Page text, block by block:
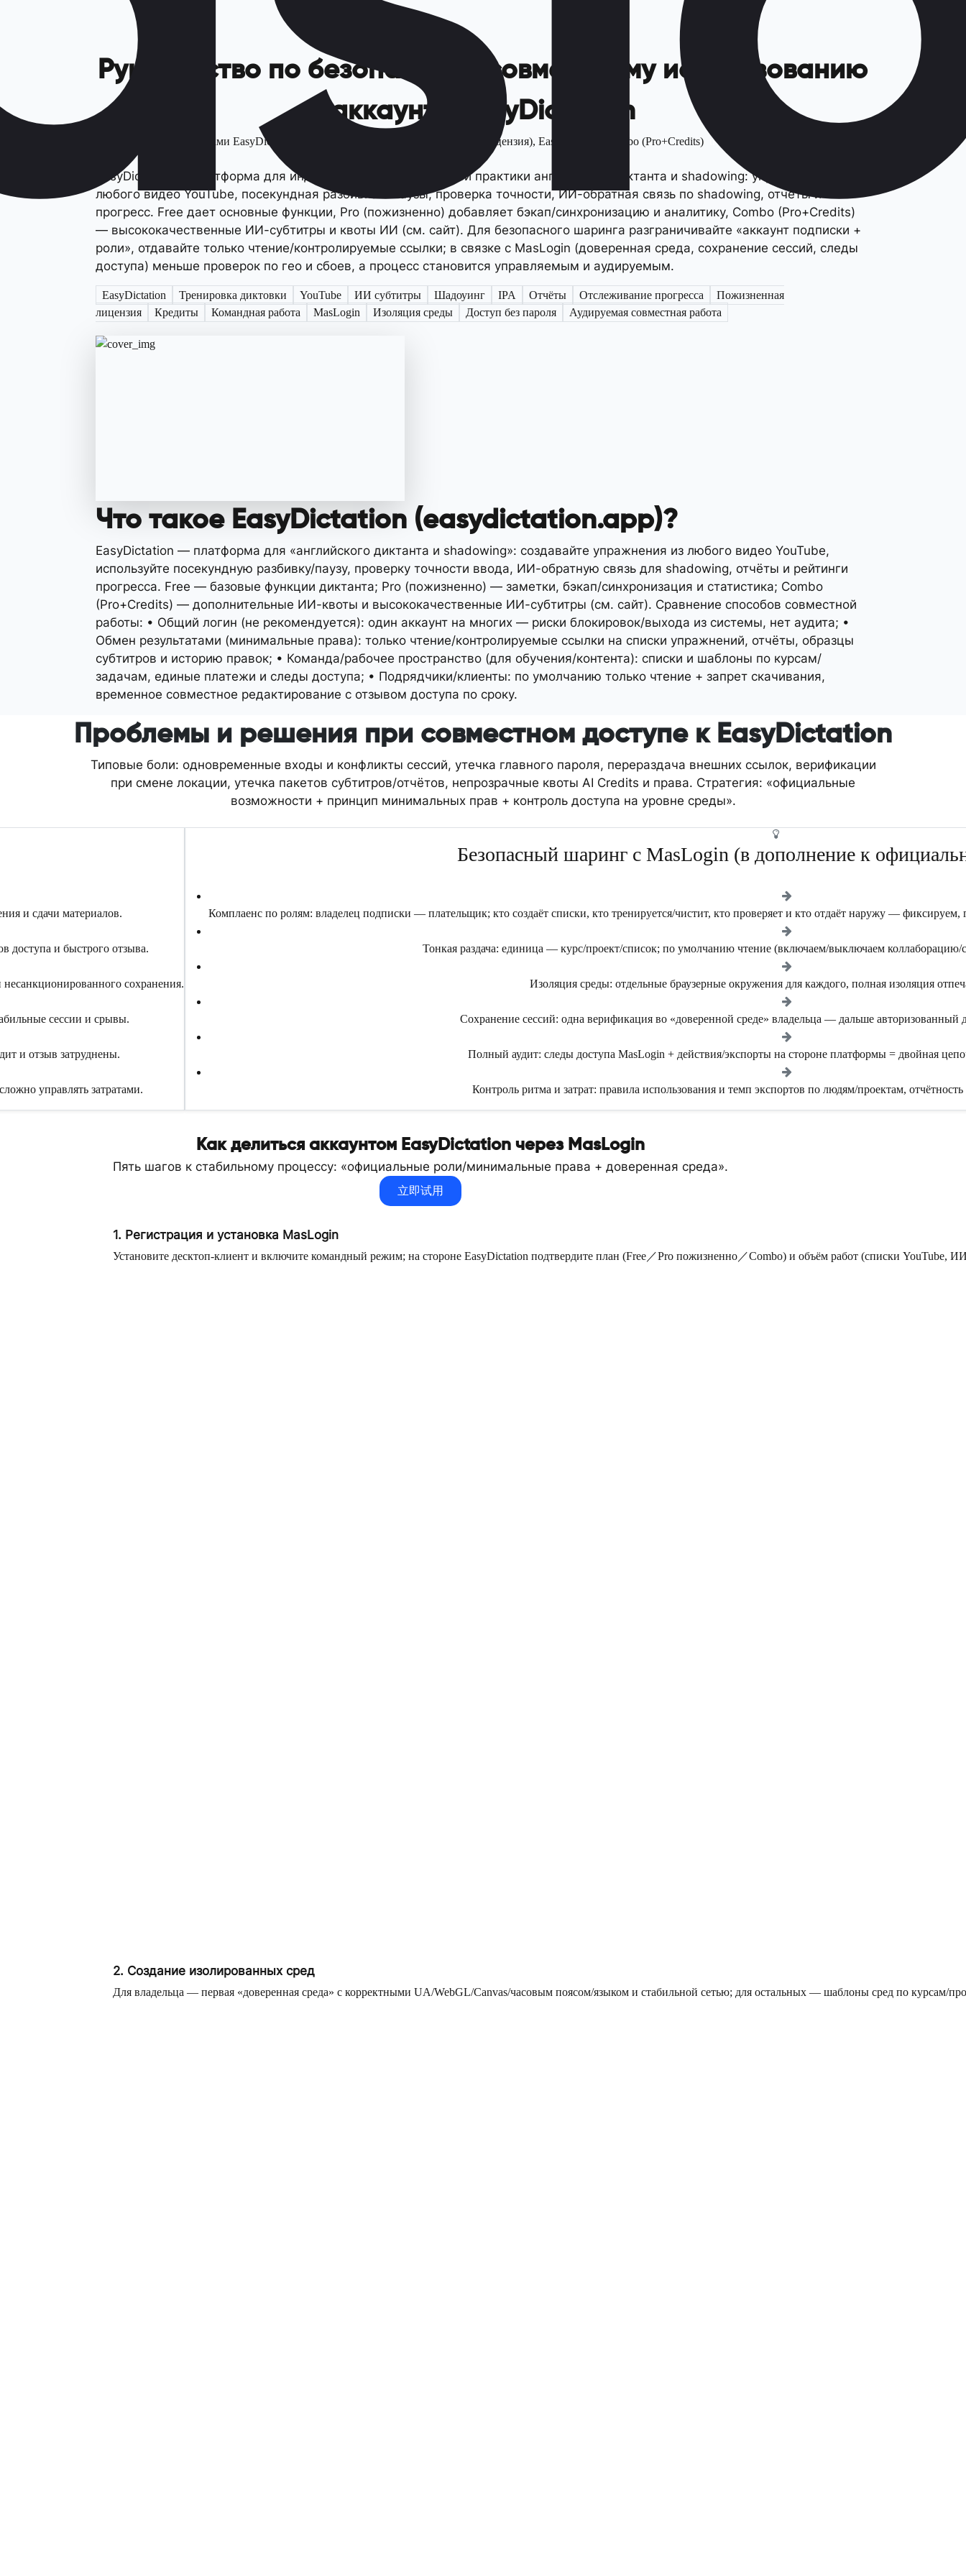
Руководство по безопасному совместному использованию
аккаунта EasyDictation
Легко делитесь аккаунтами EasyDictation Free, EasyDictation Pro (пожизненная лицензия), EasyDictation Combo (Pro+Credits) try now
EasyDictation — платформа для индивидуальной и командной практики английского диктанта и shadowing: упражнения из
любого видео YouTube, посекундная разбивка и паузы, проверка точности, ИИ-обратная связь по shadowing, отчеты и
прогресс. Free дает основные функции, Pro (пожизненно) добавляет бэкап/синхронизацию и аналитику, Combo (Pro+Credits)
— высококачественные ИИ-субтитры и квоты ИИ (см. сайт). Для безопасного шаринга разграничивайте «аккаунт подписки +
роли», отдавайте только чтение/контролируемые ссылки; в связке с MasLogin (доверенная среда, сохранение сессий, следы
доступа) меньше проверок по гео и сбоев, а процесс становится управляемым и аудируемым.
EasyDictation Тренировка диктовки YouTube ИИ субтитры Шадоуинг IPA Отчёты Отслеживание прогресса
Пожизненная
лицензия
Кредиты Командная работа MasLogin Изоляция среды Доступ без пароля Аудируемая совместная работа
Что такое EasyDictation (easydictation.app)?
EasyDictation — платформа для «английского диктанта и shadowing»: создавайте упражнения из любого видео YouTube,
используйте посекундную разбивку/паузу, проверку точности ввода, ИИ-обратную связь для shadowing, отчёты и рейтинги
прогресса. Free — базовые функции диктанта; Pro (пожизненно) — заметки, бэкап/синхронизация и статистика; Combo
(Pro+Credits) — дополнительные ИИ-квоты и высококачественные ИИ-субтитры (см. сайт). Сравнение способов совместной
работы: • Общий логин (не рекомендуется): один аккаунт на многих — риски блокировок/выхода из системы, нет аудита; •
Обмен результатами (минимальные права): только чтение/контролируемые ссылки на списки упражнений, отчёты, образцы
субтитров и историю правок; • Команда/рабочее пространство (для обучения/контента): списки и шаблоны по курсам/
задачам, единые платежи и следы доступа; • Подрядчики/клиенты: по умолчанию только чтение + запрет скачивания,
временное совместное редактирование с отзывом доступа по сроку.
Проблемы и решения при совместном доступе к EasyDictation
Типовые боли: одновременные входы и конфликты сессий, утечка главного пароля, перераздача внешних ссылок, верификации
при смене локации, утечка пакетов субтитров/отчётов, непрозрачные квоты AI Credits и права. Стратегия: «официальные
возможности + принцип минимальных прав + контроль доступа на уровне среды».
и сдачи материалов.
доступа и быстрого отзыва.
сохранения.
сессии и срывы.
и отзыв затруднены.
управлять затратами.
Безопасный шаринг с MasLogin (в дополнение к
Комплаенс по ролям: владелец подписки — плательщик; кто создаёт списки, кто тренируется/чистит, кто проверяет и кто отдаёт наружу —
Тонкая раздача: единица — курс/проект/список; по умолчанию чтение (включаем/выключаем коллаборацию/
Изоляция среды: отдельные браузерные окружения для каждого, полная изоляция
Сохранение сессий: одна верификация во «доверенной среде» владельца — дальше авторизованный
Полный аудит: следы доступа MasLogin + действия/экспорты на стороне платформы = двойная
Контроль ритма и затрат: правила использования и темп экспортов по людям/проектам,
Как делиться аккаунтом EasyDictation через MasLogin
Пять шагов к стабильному процессу: «официальные роли/минимальные права + доверенная среда».
立即试用
1. Регистрация и установка MasLogin
Установите десктоп-клиент и включите командный режим; на стороне EasyDictation подтвердите план (Free／Pro пожизненно／Combo) и объём работ (списки YouTube,
2. Создание изолированных сред
Для владельца — первая «доверенная среда» с корректными UA/WebGL/Canvas/часовым поясом/языком и стабильной сетью; для остальных — шаблоны сред по курсам/